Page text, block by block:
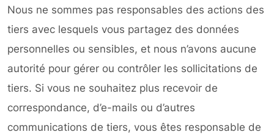
Nous ne sommes pas responsables des actions des
tiers avec lesquels vous partagez des données
personnelles ou sensibles, et nous n’avons aucune
autorité pour gérer ou contrôler les sollicitations de
tiers. Si vous ne souhaitez plus recevoir de
correspondance, d’e-mails ou d’autres
communications de tiers, vous êtes responsable de